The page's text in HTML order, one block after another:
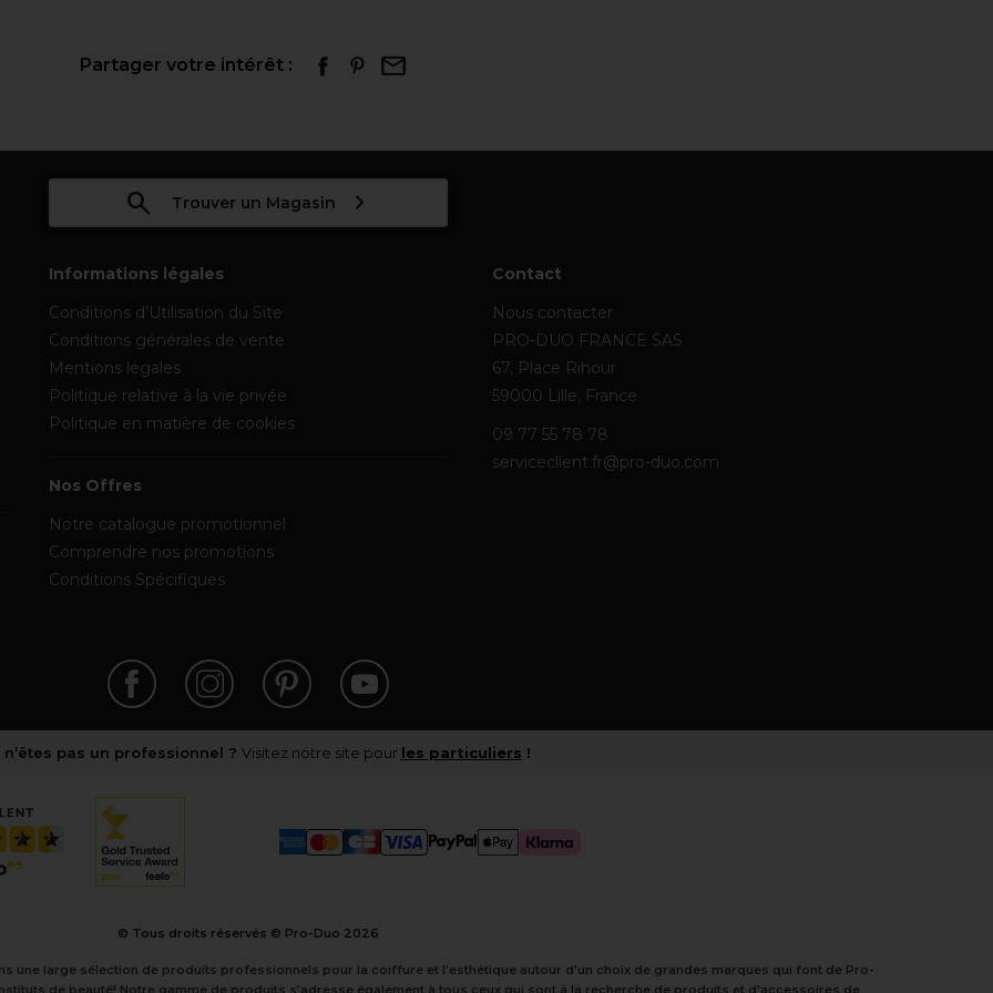
Partager votre intérêt :
Trouver un Magasin
Informations légales
Conditions d’Utilisation du Site
Conditions générales de vente
Mentions légales
Politique relative à la vie privée
Politique en matière de cookies
Nos Offres
Notre catalogue promotionnel
Comprendre nos promotions
Conditions Spécifiques
Contact
Nous contacter
PRO-DUO FRANCE SAS
67, Place Rihour
59000 Lille, France
09 77 55 78 78
serviceclient.fr@pro-duo.com
n’êtes pas un professionnel ? Visitez notre site pour les particuliers !
© Tous droits réservés © Pro-Duo 2026
une large sélection de produits professionnels pour la coiffure et l'esthétique autour d'un choix de grandes marques qui font de Pro-
de beauté! Notre gamme de produits s’adresse également à tous ceux qui sont à la recherche de produits et d'accessoires de